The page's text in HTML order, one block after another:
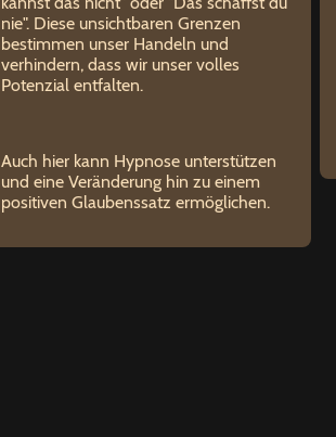
nie". Diese unsichtbaren Grenzen
bestimmen unser Handeln und
verhindern, dass wir unser volles
Potenzial entfalten.
Auch hier kann Hypnose unterstützen
und eine Veränderung hin zu einem
positiven Glaubenssatz ermöglichen.